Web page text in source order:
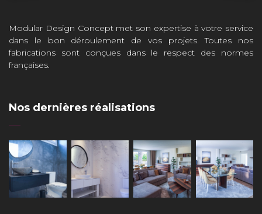
Modular Design Concept met son expertise à votre service
dans le bon déroulement de vos projets. Toutes nos
fabrications sont conçues dans le respect des normes
françaises.
Nos dernières réalisations